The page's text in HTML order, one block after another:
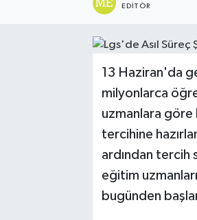
EDITÖR
13 Haziran'da
milyonlarca
uzmanlara göre
tercihine
ardından tercih
eğitim
bugünden